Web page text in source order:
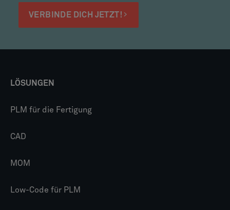
VERBINDE DICH JETZT!
LÖSUNGEN
PLM für die Fertigung
CAD
MOM
Low-Code für PLM